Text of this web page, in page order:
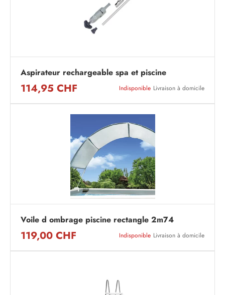
Aspirateur rechargeable spa et piscine
114,95 CHF Indisponible Livraison à domicile
Voile d ombrage piscine rectangle 2m74
119,00 CHF Indisponible Livraison à domicile